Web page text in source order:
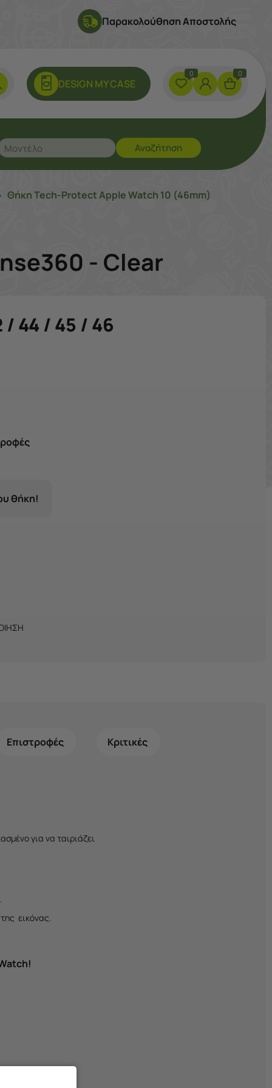
Παρακολούθηση Αποστολής
DESIGN ΜY CASE
0 0
Αναζήτηση
Θήκη Tech-Protect Apple Watch 10 (46mm)
- Clear
44 / 45 / 46
θήκη!
Επιστροφές Κριτικές
για να ταιριάζει
εικόνας.